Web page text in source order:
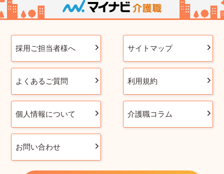
採用ご担当者様へ サイトマップ
よくあるご質問 利用規約
個人情報について 介護職コラム
お問い合わせ